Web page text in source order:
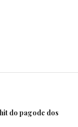
do pagode dos